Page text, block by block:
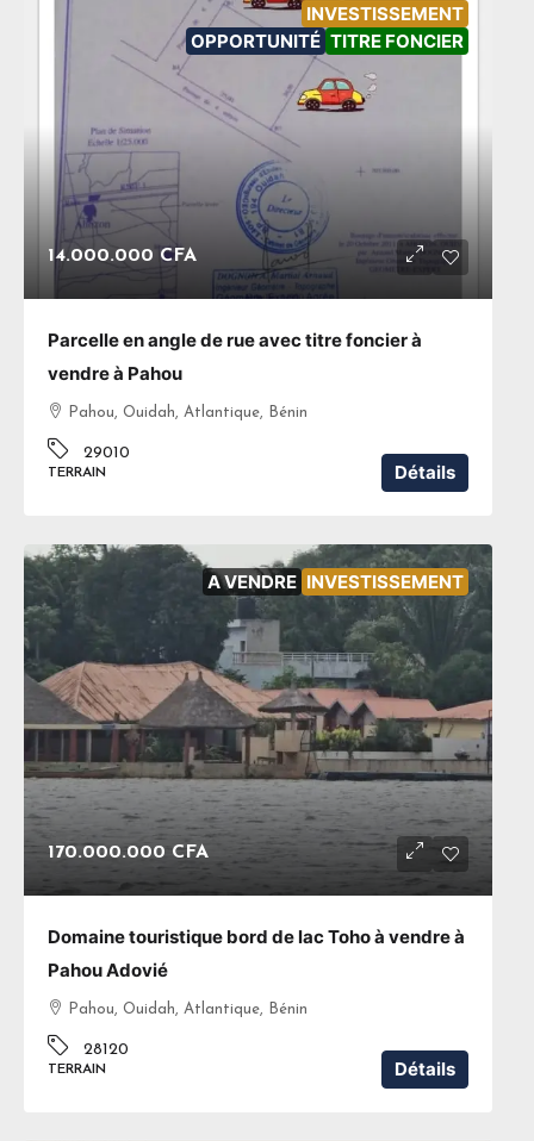
INVESTISSEMENT
OPPORTUNITÉ TITRE FONCIER
14.000.000 CFA
Parcelle en angle de rue avec titre foncier à
vendre à Pahou
Pahou, Ouidah, Atlantique, Bénin
29010
TERRAIN Détails
A VENDRE INVESTISSEMENT
170.000.000 CFA
Domaine touristique bord de lac Toho à vendre à
Pahou Adovié
Pahou, Ouidah, Atlantique, Bénin
28120
TERRAIN Détails